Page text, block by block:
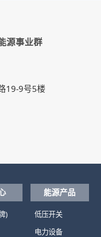
源事业群
19-9号5楼
)
能源产品
低压开关
电力设备